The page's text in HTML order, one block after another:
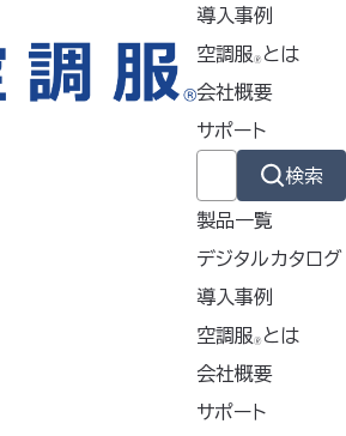
導入事例
空調服🄬 とは
会社概要
サポート
検索
製品一覧
デジタルカタログ
導入事例
導入事例
共同開発
工場シミュレーシ
空調服🄬 とは
空調服 ®とは
開発秘話
会社概要
企業理念
サポート
お知らせ
プロジェクトがスタートしまし